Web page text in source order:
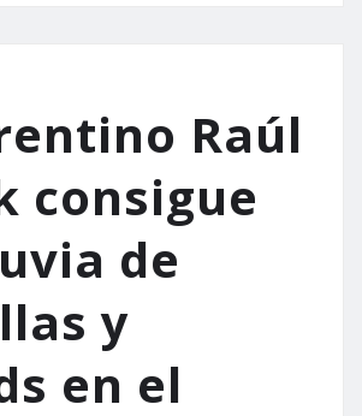
Raúl
consigue
de
y
en el